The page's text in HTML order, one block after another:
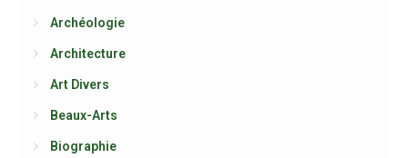
Archéologie
Architecture
Art Divers
Beaux-Arts
Biographie